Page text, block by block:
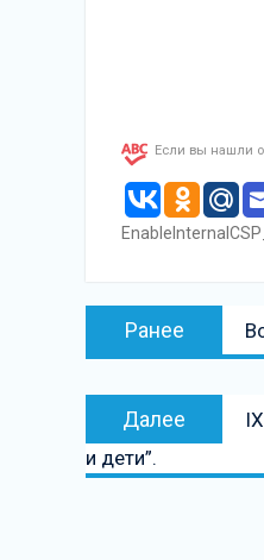
Если вы нашли
Навигация
Ранее
Далее
и дети”.